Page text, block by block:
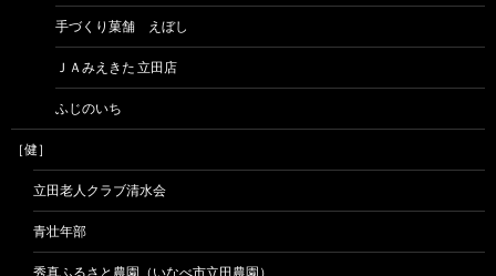
手づくり菓舗 えぼし
ＪＡみえきた 立田店
ふじのいち
［健］
立田老人クラブ清水会
青壮年部
秀真ふるさと農園（いなべ市立田農園）